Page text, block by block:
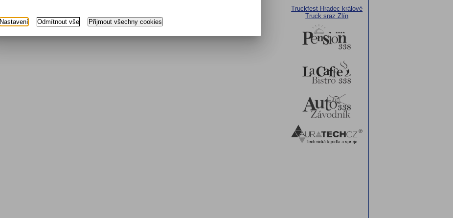
Truckfest Hradec králové
Truck sraz Zlín
Nastavení Odmítnout vše Přijmout všechny cookies